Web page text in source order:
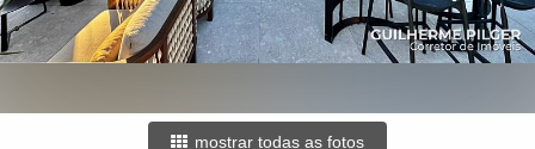
mostrar todas as fotos